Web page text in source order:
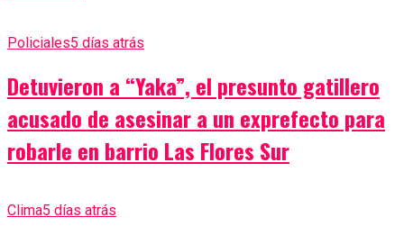
Policiales5 días atrás
Detuvieron a “Yaka”, el presunto gatillero
acusado de asesinar a un exprefecto para
robarle en barrio Las Flores Sur
Clima5 días atrás